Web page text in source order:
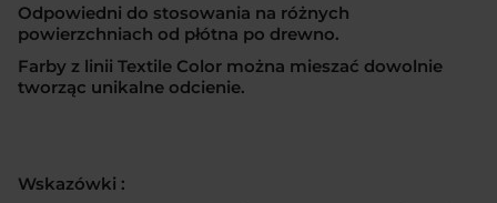
Odpowiedni do stosowania na różnych
powierzchniach od płótna po drewno.
Farby z linii Textile Color można mieszać dowolnie
tworząc unikalne odcienie.
Wskazówki :